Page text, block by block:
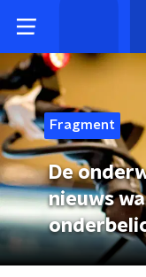
Fragment
De
nieuws